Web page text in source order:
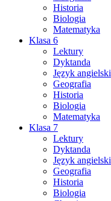
Historia
Biologia
Matematyka
Klasa 6
Lektury
Dyktanda
Język angielski
Geografia
Historia
Biologia
Matematyka
Klasa 7
Lektury
Dyktanda
Język angielski
Geografia
Historia
Biologia